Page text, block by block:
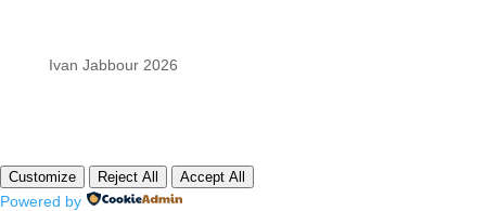
Ivan Jabbour 2026
Customize Reject All Accept All
Powered by